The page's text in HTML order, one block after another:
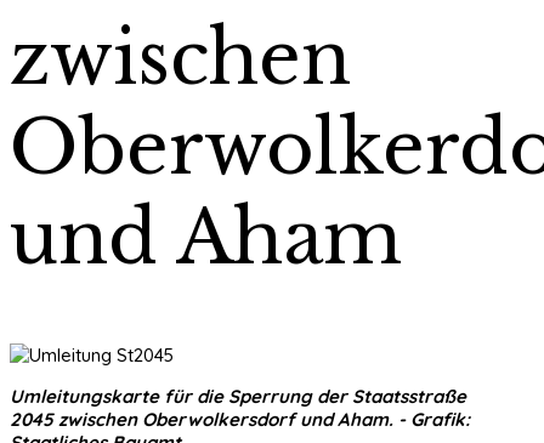
zwischen
und Aham
Umleitungskarte für die Sperrung der Staatsstraße
2045 zwischen Oberwolkersdorf und Aham. - Grafik: